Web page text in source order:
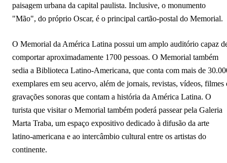
paisagem urbana da capital paulista. Inclusive, o monumento
"Mão", do próprio Oscar, é o principal cartão-postal do Memorial.
O Memorial da América Latina possui um amplo auditório capaz
comportar aproximadamente 1700 pessoas. O Memorial também
sedia a Biblioteca Latino-Americana, que conta com mais de
exemplares em seu acervo, além de jornais, revistas, vídeos, filmes
gravações sonoras que contam a história da América Latina. O
turista que visitar o Memorial também poderá passear pela Galeria
Marta Traba, um espaço expositivo dedicado à difusão da arte
latino-americana e ao intercâmbio cultural entre os artistas do
continente.